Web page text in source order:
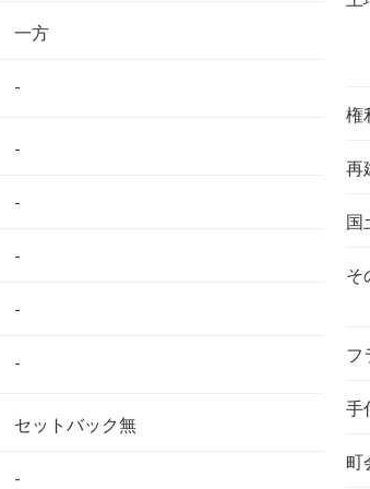
一方
-
-
-
-
-
-
セットバック無
-
権
再
国
そ
フ
手
町